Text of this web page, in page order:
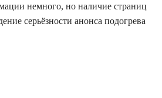
немного, но наличие страниц
серьёзности анонса подогрева